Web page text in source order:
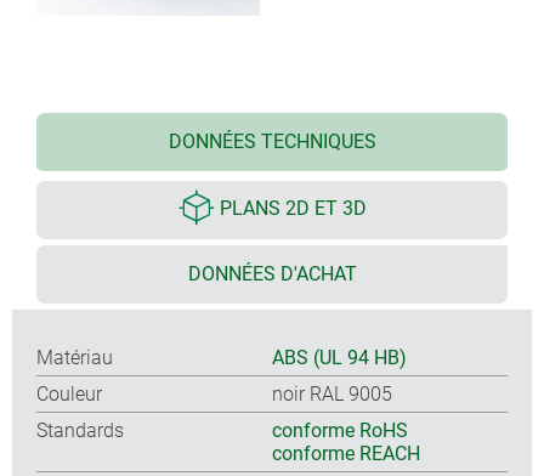
DONNÉES TECHNIQUES
PLANS 2D ET 3D
DONNÉES D'ACHAT
Matériau
ABS (UL 94 HB)
Couleur
noir RAL 9005
Standards
conforme RoHS
conforme REACH